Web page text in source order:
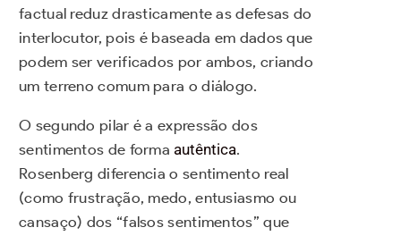
factual reduz drasticamente as defesas do
interlocutor, pois é baseada em dados que
podem ser verificados por ambos, criando
um terreno comum para o diálogo.
O segundo pilar é a expressão dos
sentimentos de forma autêntica.
Rosenberg diferencia o sentimento real
(como frustração, medo, entusiasmo ou
cansaço) dos “falsos sentimentos” que